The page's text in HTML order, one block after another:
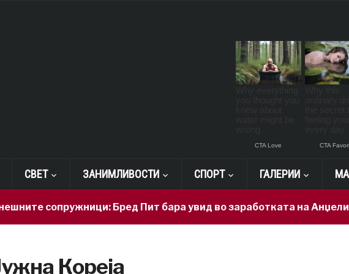
СВЕТ ЗАНИМЛИВОСТИ СПОРТ ГАЛЕРИИ
сопружници: Бред Пит бара увид во заработката на Анџелина
Кореја